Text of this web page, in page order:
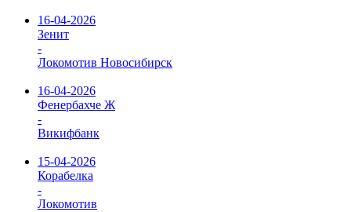
16-04-2026
Зенит
-
Локомотив Новосибирск
16-04-2026
Фенербахче Ж
-
Викифбанк
15-04-2026
Корабелка
-
Локомотив